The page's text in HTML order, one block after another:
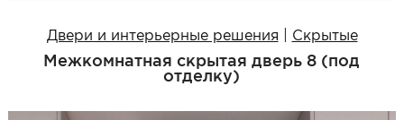
В дом с окном
В дом без окна
Двери и интерьерные решения Скрытые
Межкомнатная скрытая дверь 8 (под
отделку)